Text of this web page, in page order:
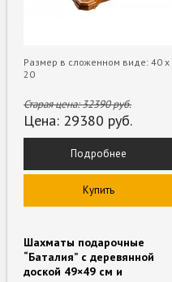
Размер в сложенном виде: 40 х
20
Старая цена:32390руб.
Цена: 29380 руб.
Подробнее
Купить
Шахматы подарочные
“Баталия” с деревянной
доской 49×49 см и